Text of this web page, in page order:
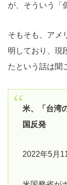
が、そういう「
そもそも、アメ
明しており、現
たという話は聞
米、「台湾
国反発
2022年5月